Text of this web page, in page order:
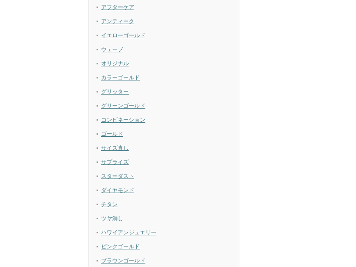
アフターケア
アンティーク
イエローゴールド
ウェーブ
オリジナル
カラーゴールド
グリッター
グリーンゴールド
コンビネーション
ゴールド
サイズ直し
サプライズ
スターダスト
ダイヤモンド
チタン
ツヤ消し
ハワイアンジュエリー
ピンクゴールド
ブラウンゴールド